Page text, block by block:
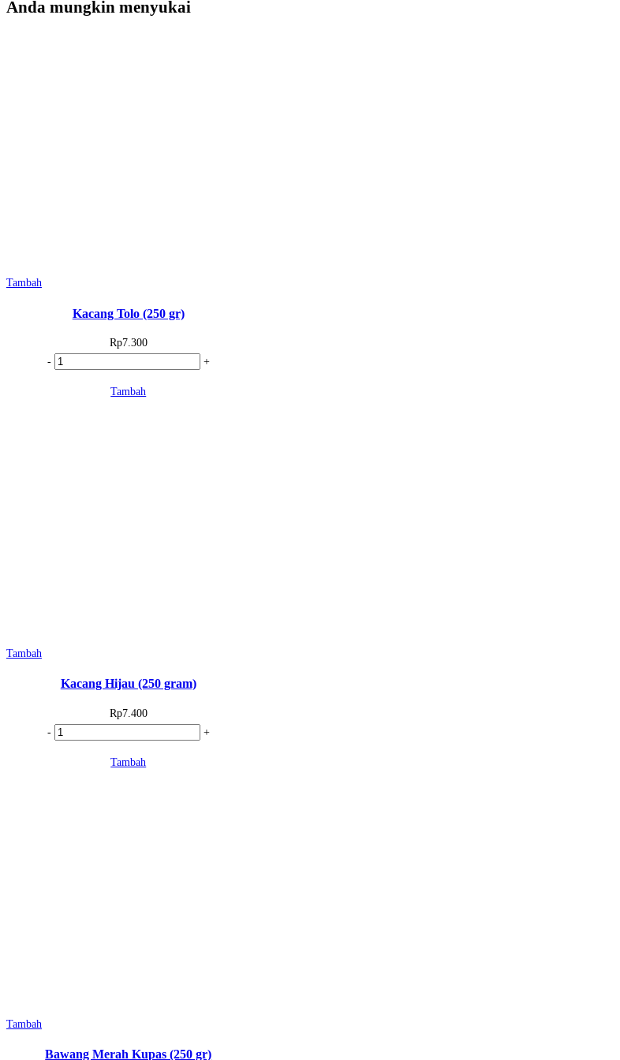
Anda mungkin menyukai
Tambah
Kacang Tolo (250 gr)
Rp7.300
-
Kuantitas
+
Tambah
Tambah
Kacang Hijau (250 gram)
Rp7.400
-
Kuantitas
+
Tambah
Tambah
Bawang Merah Kupas (250 gr)